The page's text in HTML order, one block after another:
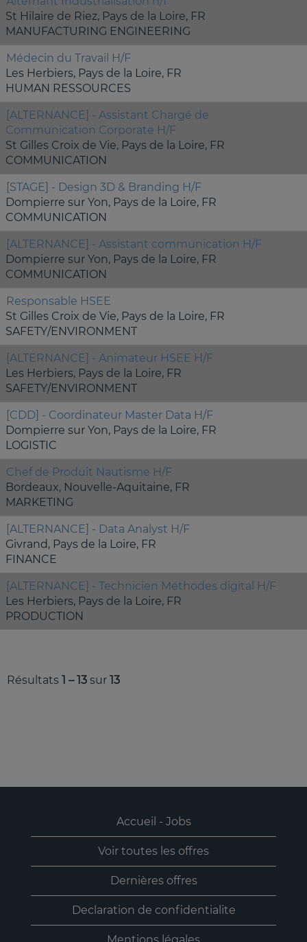
St Hilaire de Riez, Pays de la Loire, FR
MANUFACTURING ENGINEERING
Médecin du Travail H/F
Les Herbiers, Pays de la Loire, FR
HUMAN RESSOURCES
[ALTERNANCE] - Assistant Chargé de
Communication Corporate H/F
St Gilles Croix de Vie, Pays de la Loire, FR
COMMUNICATION
[STAGE] - Design 3D & Branding H/F
Dompierre sur Yon, Pays de la Loire, FR
COMMUNICATION
[ALTERNANCE] - Assistant communication H/F
Dompierre sur Yon, Pays de la Loire, FR
COMMUNICATION
Responsable HSEE
St Gilles Croix de Vie, Pays de la Loire, FR
SAFETY/ENVIRONMENT
[ALTERNANCE] - Animateur HSEE H/F
Les Herbiers, Pays de la Loire, FR
SAFETY/ENVIRONMENT
[CDD] - Coordinateur Master Data H/F
Dompierre sur Yon, Pays de la Loire, FR
LOGISTIC
Chef de Produit Nautisme H/F
Bordeaux, Nouvelle-Aquitaine, FR
MARKETING
[ALTERNANCE] - Data Analyst H/F
Givrand, Pays de la Loire, FR
FINANCE
[ALTERNANCE] - Technicien Méthodes digital H/F
Les Herbiers, Pays de la Loire, FR
PRODUCTION
Résultats 1 – 13 sur 13
Accueil - Jobs
Voir toutes les offres
Dernières offres
Declaration de confidentialite